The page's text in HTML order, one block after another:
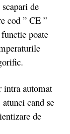
de
cod ” CE ”
poate
automat
cand se
de